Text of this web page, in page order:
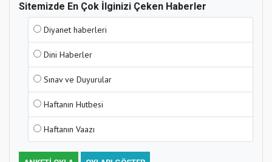
Sitemizde En Çok İlginizi Çeken Haberler
Diyanet haberleri
Dini Haberler
Sınav ve Duyurular
Haftanın Hutbesi
Haftanın Vaazı